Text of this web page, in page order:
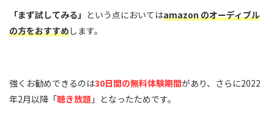
「まず試してみる」 という点においてはamazon のオーディブル
の方をおすすめします。
強くお勧めできるのは30日間の無料体験期間があり、さらに2022
年2月以降「聴き放題 」となったためです。